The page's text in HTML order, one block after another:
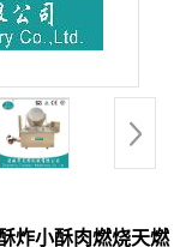
炸小酥肉燃烧天燃